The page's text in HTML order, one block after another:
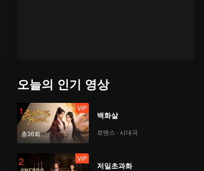
오늘의 인기 영상
1
총36회
VIP
백화살
로맨스 · 시대극
2 VIP
저일초과화